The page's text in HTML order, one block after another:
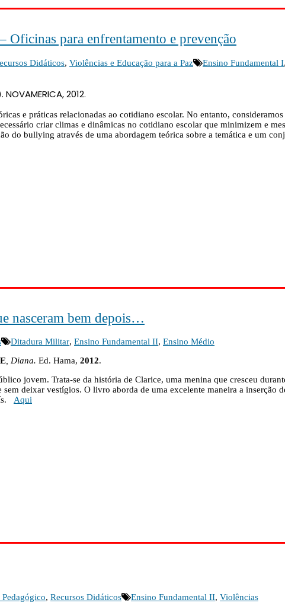
para enfrentamento e prevenção
Didáticos, Violências e Educação para a Paz Ensino Fundamental I,
2012.
e práticas relacionadas ao cotidiano escolar. No entanto,
criar climas e dinâmicas no cotidiano escolar que minimizem e
do bullying através de uma abordagem teórica sobre a temática e um
nasceram bem depois…
Ditadura Militar, Ensino Fundamental II, Ensino Médio
, Diana. Ed. Hama, 2012.
jovem. Trata-se da história de Clarice, uma menina que cresceu
deixar vestígios. O livro aborda de uma excelente maneira a
Aqui
, Recursos Didáticos Ensino Fundamental II, Violências